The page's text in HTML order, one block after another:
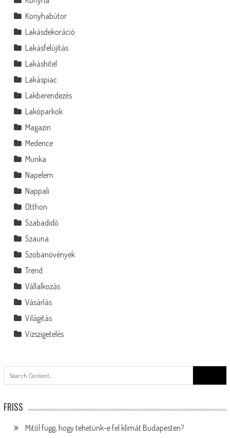
Konyhabútor
Lakásdekoráció
Lakásfelújítás
Lakáshitel
Lakáspiac
Lakberendezés
Lakóparkok
Magazin
Medence
Munka
Napelem
Nappali
Otthon
Szabadidő
Szauna
Szobanövények
Trend
Vállalkozás
Vásárlás
Világítás
Vízszigetelés
for:
FRISS
Mitől függ, hogy tehetünk-e fel klímát Budapesten?